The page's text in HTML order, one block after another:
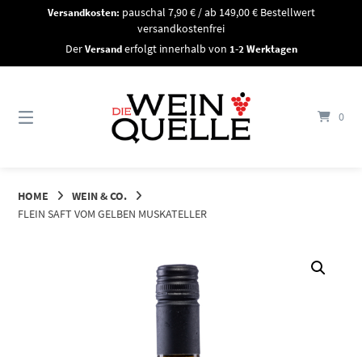
Versandkosten: pauschal 7,90 € / ab 149,00 € Bestellwert
versandkostenfrei
DerVersanderfolgt innerhalb von 1-2 Werktagen
0
HOME
WEIN & CO.
FLEIN SAFT VOM GELBEN MUSKATELLER